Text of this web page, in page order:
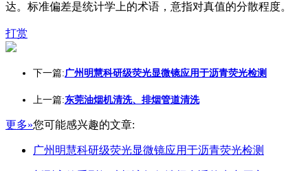
达。标准偏差是统计学上的术语，意指对真值的分散程度。
打赏
下一篇:广州明慧科研级荧光显微镜应用于沥青荧光检测
上一篇:东莞油烟机清洗、排烟管道清洗
更多»您可能感兴趣的文章:
广州明慧科研级荧光显微镜应用于沥青荧光检测